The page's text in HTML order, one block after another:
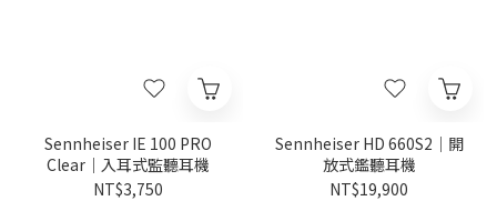
Sennheiser IE 100 PRO
Clear｜入耳式監聽耳機
NT$3,750
Sennheiser HD 660S2｜開
放式鑑聽耳機
NT$19,900